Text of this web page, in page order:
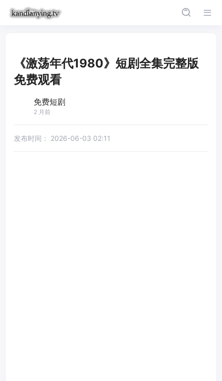
《激荡年代1980》短剧全集完整版
免费观看
免费短剧
2 月前
发布时间： 2026-06-03 02:11